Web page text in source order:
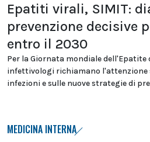
Epatiti virali, SIMIT:
prevenzione decisive
entro il 2030
Per la Giornata mondiale dell'Epatite
infettivologi richiamano l'attenzione
infezioni e sulle nuove strategie di
MEDICINA INTERNA